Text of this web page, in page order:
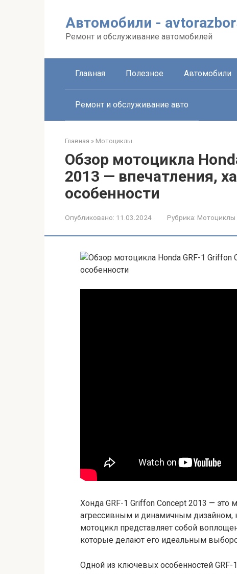
Автомобили -
Ремонт и обслуживание автомобилей
Главная Полезное Автомобили
Ремонт и обслуживание авто
Главная » Мотоциклы
Обзор мотоцикла
2013 — впечатления,
особенности
Опубликовано: 11.03.2024 Рубрика: Мотоциклы
Хонда GRF-1 Griffon Concept 2013 — это
агрессивным и динамичным дизайном,
мотоцикл представляет собой
которые делают его идеальным
Одной из ключевых особенностей GRF-